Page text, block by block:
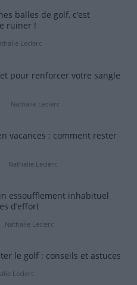
balles de golf, c’est
ruiner !
Leclerc
pour renforcer votre sangle
Nathalie Leclerc
vacances : comment rester
Nathalie Leclerc
essoufflement inhabituel
d’effort
Nathalie Leclerc
le golf : conseils et astuces
Leclerc